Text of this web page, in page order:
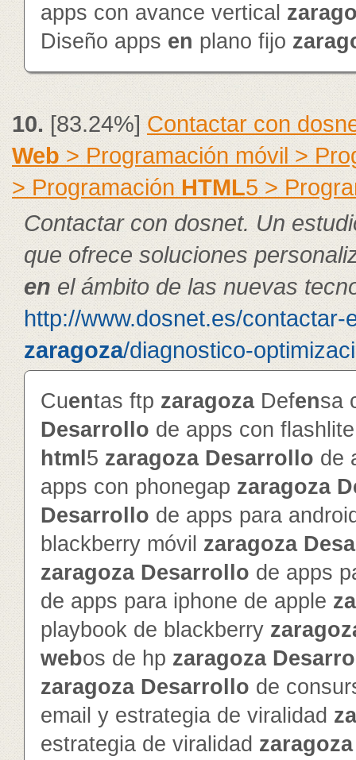
apps con avance vertical
Diseño apps en plano fijo
10. [83.24%] Contactar con
Web> Programación móvil >
> Programación HTML5 >
Contactar con dosnet. Un
que ofrece soluciones
en el ámbito de las nuevas
http://www.dosnet.es/contactar-
zaragoza/diagnostico-
Cuentas ftp zaragozaDefensa
Desarrollo de apps con
html 5 zaragoza Desarrollo de
apps con phonegap zaragoza
Desarrollo de apps para
blackberry móvil zaragoza
zaragoza Desarrollo de apps
de apps para iphone de apple
playbook de blackberry
webos de hp zaragoza
zaragoza Desarrollo de
email y estrategia de viralidad
estrategia de viralidad zaragoza